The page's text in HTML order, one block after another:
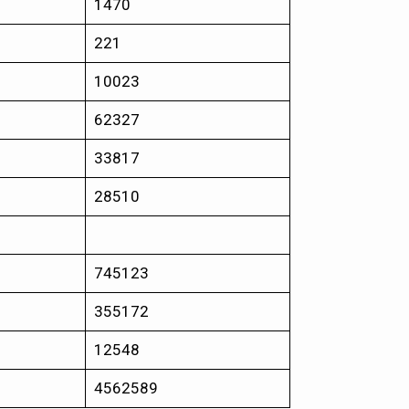
1470
221
10023
62327
33817
28510
745123
355172
12548
4562589